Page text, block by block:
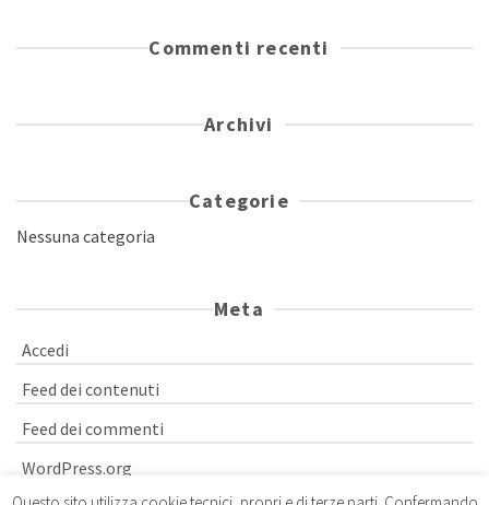
Commenti recenti
Archivi
Categorie
Nessuna categoria
Meta
Accedi
Feed dei contenuti
Feed dei commenti
WordPress.org